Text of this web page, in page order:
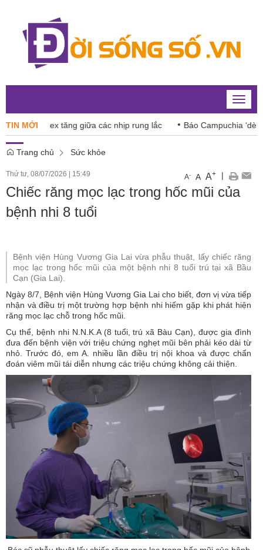
Toggle
TIN MỚI
VN-Index tăng giữa các nhịp rung lắc Báo Campuchia ‘dè
Trang chủ Sức khỏe
Thứ tư, 08/07/2026 15:49 A- A A+ |
Chiếc răng mọc lạc trong hốc mũi của
bệnh nhi 8 tuổi
Bệnh viện Hùng Vương Gia Lai vừa phẫu thuật, lấy chiếc răng
mọc lạc trong hốc mũi của một bệnh nhi 8 tuổi trú tại xã Bầu
Cạn (Gia Lai).
Ngày 8/7, Bệnh viện Hùng Vương Gia Lai cho biết, đơn vị vừa tiếp
nhận và điều trị một trường hợp bệnh nhi hiếm gặp khi phát hiện
răng mọc lạc chỗ trong hốc mũi.
Cụ thể, bệnh nhi N.N.K.A (8 tuổi, trú xã Bàu Cạn), được gia đình
đưa đến bệnh viện với triệu chứng nghẹt mũi bên phải kéo dài từ
nhỏ. Trước đó, em A. nhiều lần điều trị nội khoa và được chẩn
đoán viêm mũi tái diễn nhưng các triệu chứng không cải thiện.